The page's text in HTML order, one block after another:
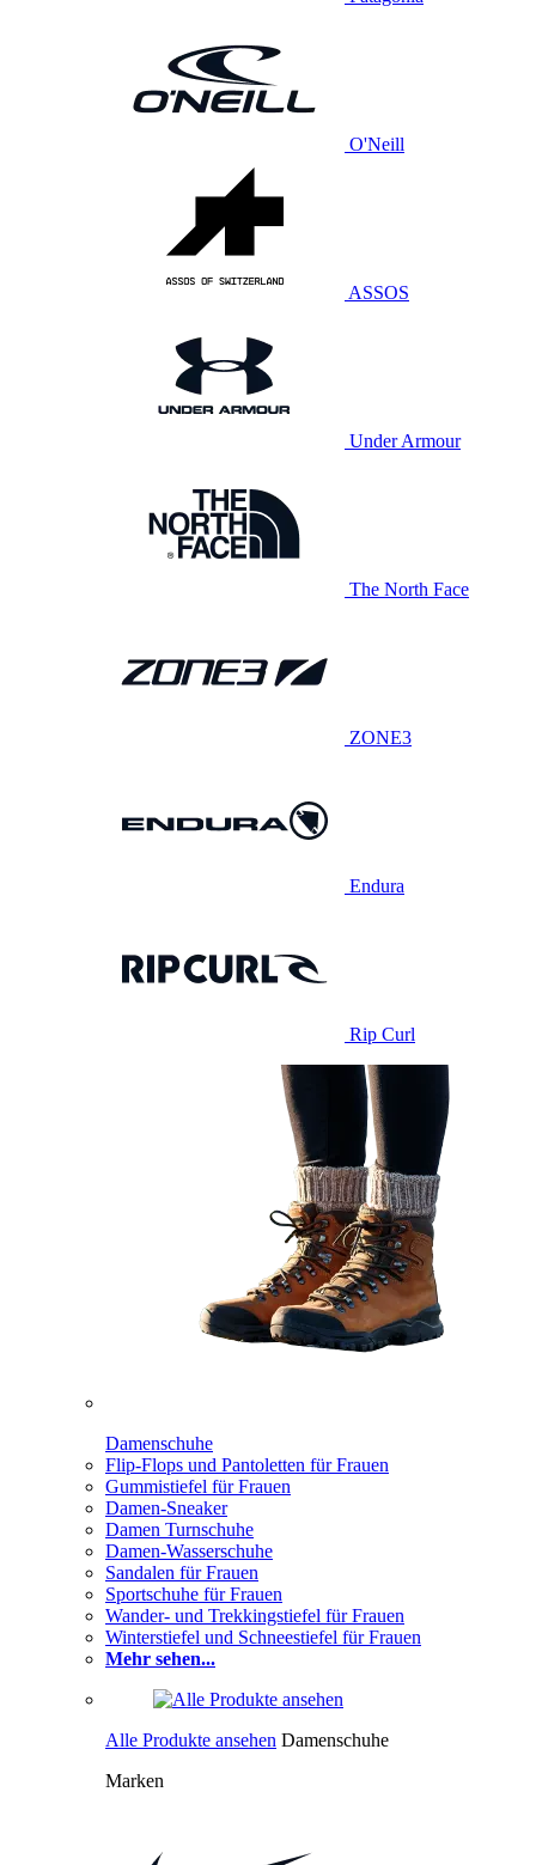
O'Neill
ASSOS
Under Armour
The North Face
ZONE3
Endura
Rip Curl
Damenschuhe
Flip-Flops und Pantoletten für Frauen
Gummistiefel für Frauen
Damen-Sneaker
Damen Turnschuhe
Damen-Wasserschuhe
Sandalen für Frauen
Sportschuhe für Frauen
Wander- und Trekkingstiefel für Frauen
Winterstiefel und Schneestiefel für Frauen
Mehr sehen...
Alle Produkte ansehen Damenschuhe
Marken